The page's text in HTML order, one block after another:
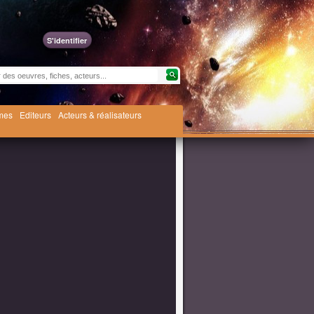
S'identifier
Editeurs Acteurs & réalisateurs